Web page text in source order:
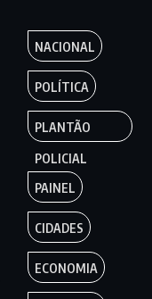
NACIONAL
POLÍTICA
PLANTÃO
POLICIAL
PAINEL
CIDADES
ECONOMIA